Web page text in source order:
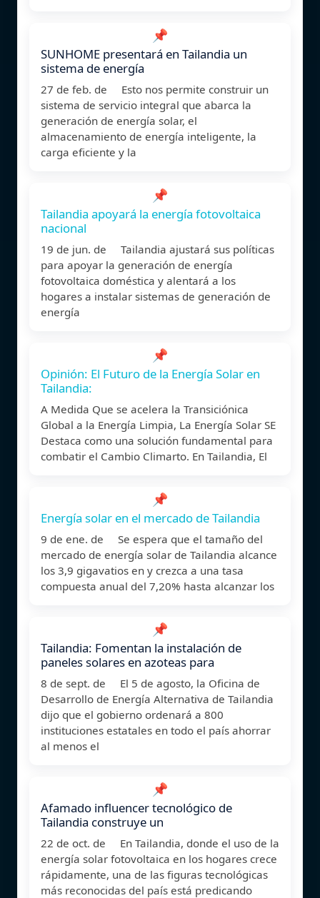
📌
SUNHOME presentará en Tailandia un
sistema de energía
27 de feb. de Esto nos permite construir un
sistema de servicio integral que abarca la
generación de energía solar, el
almacenamiento de energía inteligente, la
carga eficiente y la
📌
Tailandia apoyará la energía fotovoltaica
nacional
19 de jun. de Tailandia ajustará sus políticas
para apoyar la generación de energía
fotovoltaica doméstica y alentará a los
hogares a instalar sistemas de generación de
energía
📌
Opinión: El Futuro de la Energía Solar en
Tailandia:
A Medida Que se acelera la Transiciónica
Global a la Energía Limpia, La Energía Solar SE
Destaca como una solución fundamental para
combatir el Cambio Climarto. En Tailandia, El
📌
Energía solar en el mercado de Tailandia
9 de ene. de Se espera que el tamaño del
mercado de energía solar de Tailandia alcance
los 3,9 gigavatios en y crezca a una tasa
compuesta anual del 7,20% hasta alcanzar los
📌
Tailandia: Fomentan la instalación de
paneles solares en azoteas para
8 de sept. de El 5 de agosto, la Oficina de
Desarrollo de Energía Alternativa de Tailandia
dijo que el gobierno ordenará a 800
instituciones estatales en todo el país ahorrar
al menos el
📌
Afamado influencer tecnológico de
Tailandia construye un
22 de oct. de En Tailandia, donde el uso de la
energía solar fotovoltaica en los hogares crece
rápidamente, una de las figuras tecnológicas
más reconocidas del país está predicando